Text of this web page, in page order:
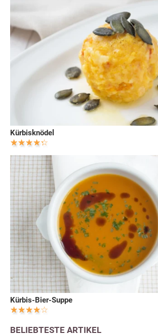
Kürbisknödel
Kürbis-Bier-Suppe
BELIEBTESTE ARTIKEL